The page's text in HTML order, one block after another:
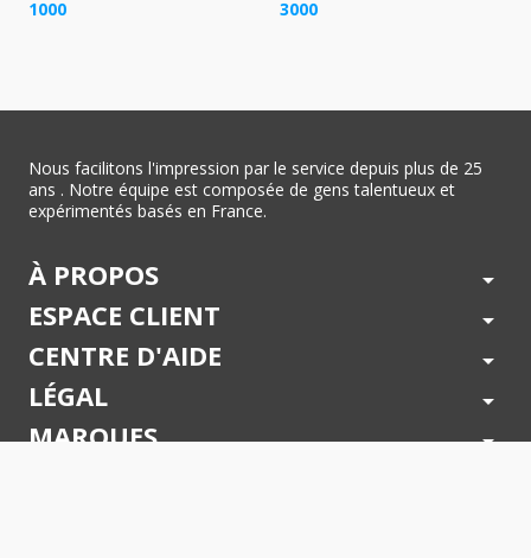
1000
3000
Nous facilitons l'impression par le service depuis plus de 25
ans . Notre équipe est composée de gens talentueux et
expérimentés basés en France.
À PROPOS arrow_drop_down
ESPACE CLIENT arrow_drop_down
CENTRE D'AIDE arrow_drop_down
LÉGAL arrow_drop_down
MARQUES arrow_drop_down